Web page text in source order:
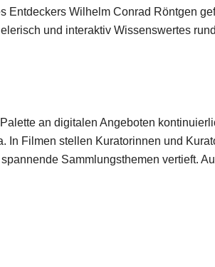
Entdeckers Wilhelm Conrad Röntgen
und interaktiv Wissenswertes
an digitalen Angeboten
In Filmen stellen Kuratorinnen und
Sammlungsthemen vertieft.